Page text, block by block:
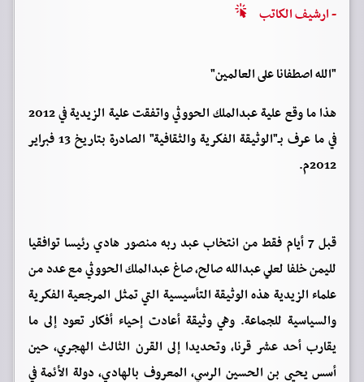
- ارشيف الكاتب
"الله اصطفانا على العالمين"
هذا ما وقع علية عبدالملك الحووثي واتفقت علية الزيدية في 2012
في ما عرف بـ"الوثيقة الفكرية والثقافية" الصادرة بتاريخ 13 فبراير
2012م.
قبل 7 أيام فقط من انتخاب عبد ربه منصور هادي رئيسا توافقيا
لليمن خلفا لعلي عبدالله صالح، صاغ عبدالملك الحووثي مع عدد من
علماء الزيدية هذه الوثيقة التأسيسية التي تمثل المرجعية الفكرية
والسياسية للجماعة. وهي وثيقة أعادت إحياء أفكار تعود إلى ما
يقارب أحد عشر قرنا، وتحديدا إلى القرن الثالث الهجري، حين
أسس يحيى بن الحسين الرسي، المعروف بالهادي، دولة الأئمة في